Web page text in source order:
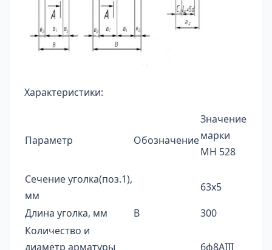
Характеристики:
Параметр Обозначение
Значение
марки
МН 528
Сечение уголка(поз.1),
мм
63х5
Длина уголка, мм
В
300
Количество и
диаметр арматуры
6ф8AIII